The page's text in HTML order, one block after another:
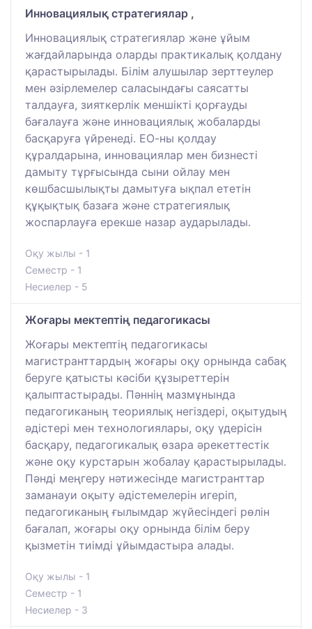
Инновациялық стратегиялар ,
Инновациялық стратегиялар және ұйым
жағдайларында оларды практикалық қолдану
қарастырылады. Білім алушылар зерттеулер
мен әзірлемелер саласындағы саясатты
талдауға, зияткерлік меншікті қорғауды
бағалауға және инновациялық жобаларды
басқаруға үйренеді. ЕО-ны қолдау
құралдарына, инновациялар мен бизнесті
дамыту тұрғысында сыни ойлау мен
көшбасшылықты дамытуға ықпал ететін
құқықтық базаға және стратегиялық
жоспарлауға ерекше назар аударылады.
Оқу жылы - 1
Семестр - 1
Несиелер - 5
Жоғары мектептің педагогикасы
Жоғары мектептің педагогикасы
магистранттардың жоғары оқу орнында сабақ
беруге қатысты кәсіби құзыреттерін
қалыптастырады. Пәннің мазмұнында
педагогиканың теориялық негіздері, оқытудың
әдістері мен технологиялары, оқу үдерісін
басқару, педагогикалық өзара әрекеттестік
және оқу курстарын жобалау қарастырылады.
Пәнді меңгеру нәтижесінде магистранттар
заманауи оқыту әдістемелерін игеріп,
педагогиканың ғылымдар жүйесіндегі рөлін
бағалап, жоғары оқу орнында білім беру
қызметін тиімді ұйымдастыра алады.
Оқу жылы - 1
Семестр - 1
Несиелер - 3